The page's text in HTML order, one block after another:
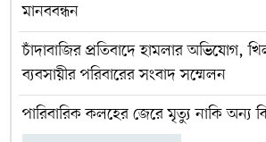
মানববন্ধন
চাঁদাবাজির প্রতিবাদে হামলার অভিযোগ,
ব্যবসায়ীর পরিবারের সংবাদ সম্মেলন
পারিবারিক কলহের জেরে মৃত্যু নাকি অন্য